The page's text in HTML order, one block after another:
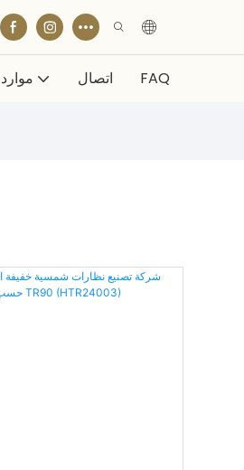
موارد اتصال FAQ